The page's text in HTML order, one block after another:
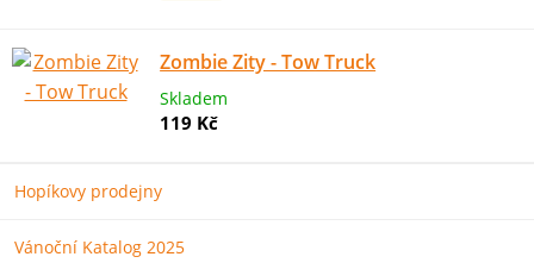
Zombie Zity - Tow Truck
Skladem
119 Kč
Hopíkovy prodejny
Vánoční Katalog 2025